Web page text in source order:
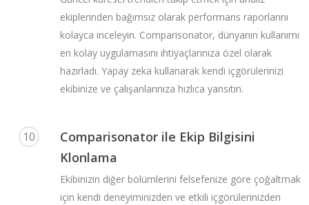
ekiplerinden bağımsız olarak performans raporlarını
kolayca inceleyin. Comparisonator, dünyanın kullanımı
en kolay uygulamasını ihtiyaçlarınıza özel olarak
hazırladı. Yapay zeka kullanarak kendi içgörülerinizi
ekibinize ve çalışanlarınıza hızlıca yansıtın.
10
Comparisonator ile Ekip Bilgisini
Klonlama
Ekibinizin diğer bölümlerini felsefenize göre çoğaltmak
için kendi deneyiminizden ve etkili içgörülerinizden